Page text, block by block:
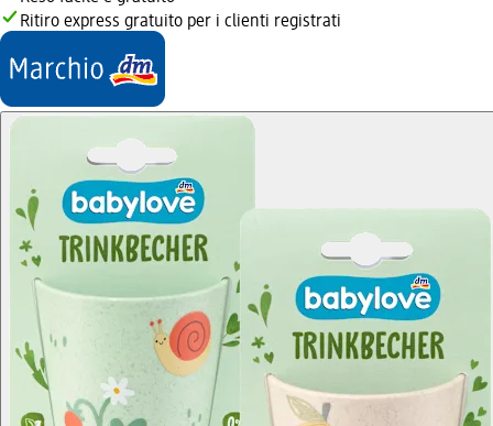
Ritiro express gratuito per i clienti registrati